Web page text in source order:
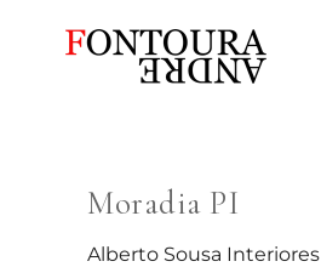
Moradia PI
Alberto Sousa Interiores